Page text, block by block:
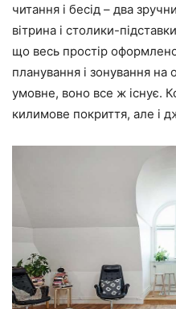
читання і бесід – два
вітрина і столики-
що весь простір
планування і зонування на
умовне, воно все ж існує.
килимове покриття, але і